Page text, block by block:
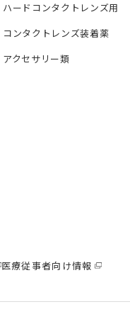
ハードコンタクトレンズ用
コンタクトレンズ装着薬
アクセサリー類
医療従事者向け情報